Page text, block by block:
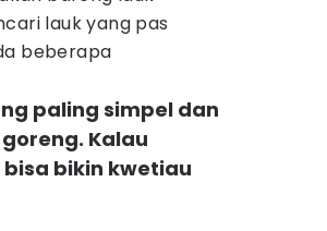
lauk yang pas
beberapa
paling simpel dan
Kalau
bikin kwetiau